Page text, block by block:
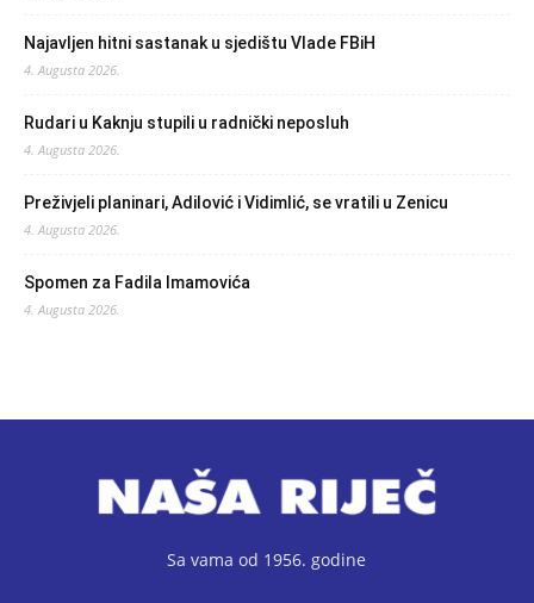
Najavljen hitni sastanak u sjedištu Vlade FBiH
4. Augusta 2026.
Rudari u Kaknju stupili u radnički neposluh
4. Augusta 2026.
Preživjeli planinari, Adilović i Vidimlić, se vratili u Zenicu
4. Augusta 2026.
Spomen za Fadila Imamovića
4. Augusta 2026.
Sa vama od 1956. godine